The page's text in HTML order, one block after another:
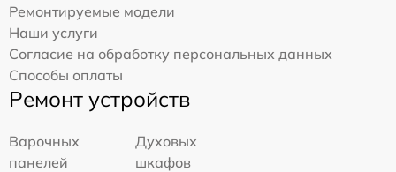
Ремонтируемые модели
Наши услуги
Согласие на обработку персональных данных
Способы оплаты
Ремонт устройств
Варочных
панелей
Духовых
шкафов